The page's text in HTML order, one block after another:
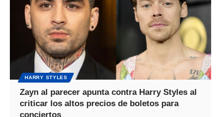
HARRY STYLES
Zayn al parecer apunta contra Harry Styles al
criticar los altos precios de boletos para
conciertos